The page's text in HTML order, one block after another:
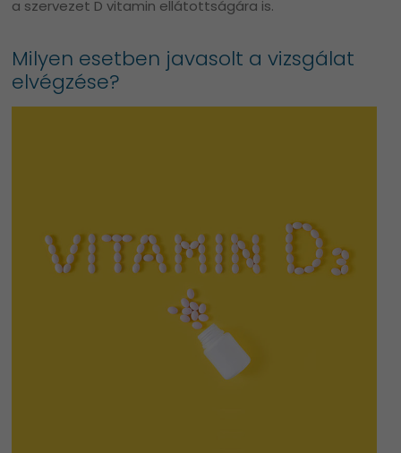
a szervezet D vitamin ellátottságára is.
Milyen esetben javasolt a vizsgálat
elvégzése?